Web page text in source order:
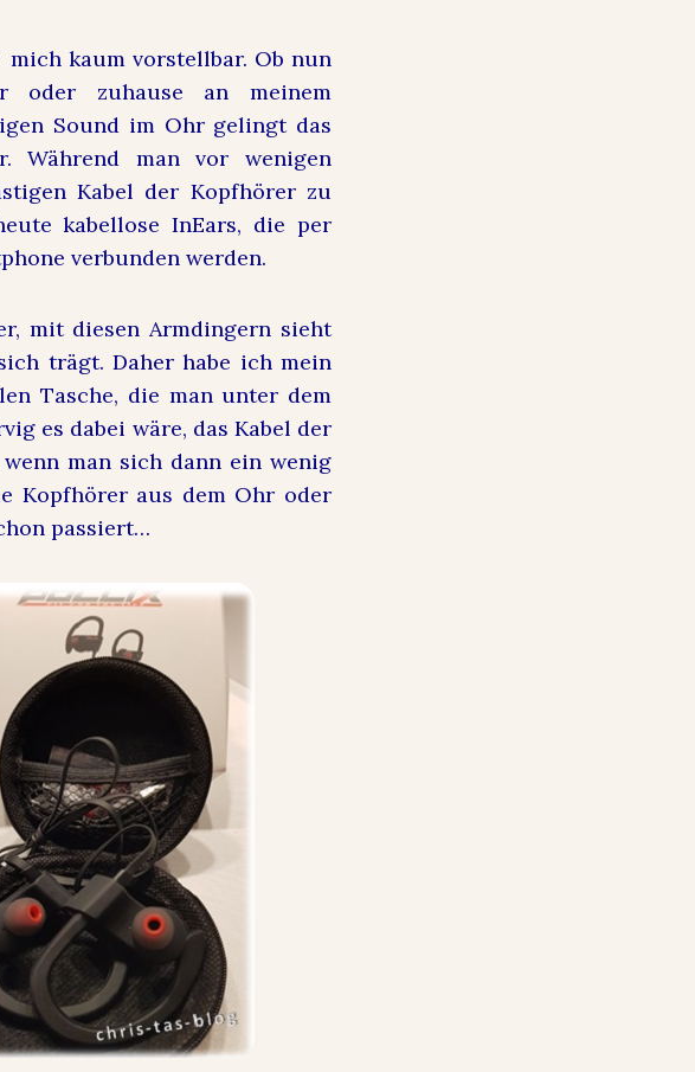
kaum vorstellbar. Ob nun
oder zuhause an meinem
Sound im Ohr gelingt das
Während man vor wenigen
Kabel der Kopfhörer zu
kabellose InEars, die per
verbunden werden.
mit diesen Armdingern sieht
trägt. Daher habe ich mein
Tasche, die man unter dem
es dabei wäre, das Kabel der
man sich dann ein wenig
Kopfhörer aus dem Ohr oder
passiert…